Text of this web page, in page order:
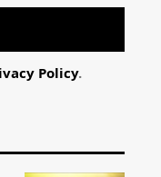
Policy.